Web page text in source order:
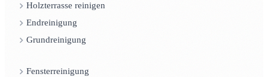
Holzterrasse reinigen
Endreinigung
Grundreinigung
Fensterreinigung